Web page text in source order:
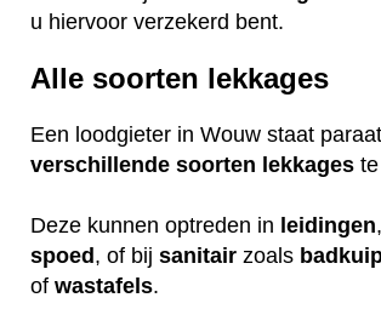
u hiervoor verzekerd bent.
Alle soorten lekkages
Een loodgieter in Wouw staat
verschillende soorten lekkages
Deze kunnen optreden in leidingen
spoed, of bij sanitair zoals
of wastafels.